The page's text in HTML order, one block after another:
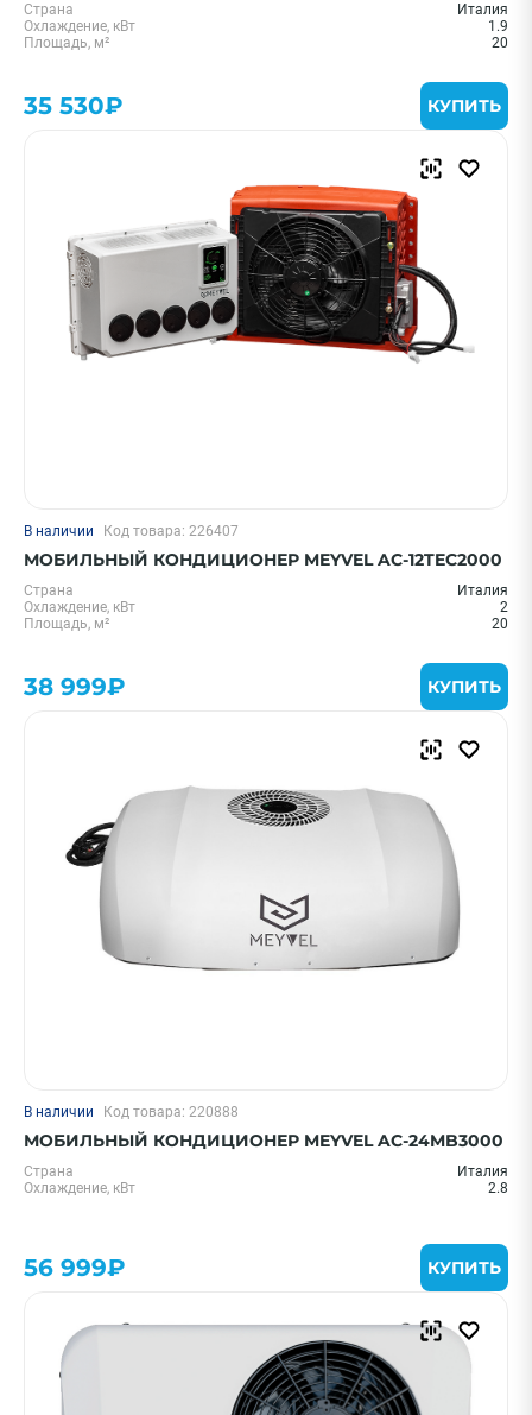
Страна
Италия
Охлаждение, кВт
1.9
Площадь, м²
20
35 530₽ КУПИТЬ
В наличии Код товара: 226407
МОБИЛЬНЫЙ КОНДИЦИОНЕР MEYVEL AC-12TEC2000
Страна
Италия
Охлаждение, кВт
2
Площадь, м²
20
38 999₽ КУПИТЬ
В наличии Код товара: 220888
МОБИЛЬНЫЙ КОНДИЦИОНЕР MEYVEL AC-24MB3000
Страна
Италия
Охлаждение, кВт
2.8
56 999₽ КУПИТЬ